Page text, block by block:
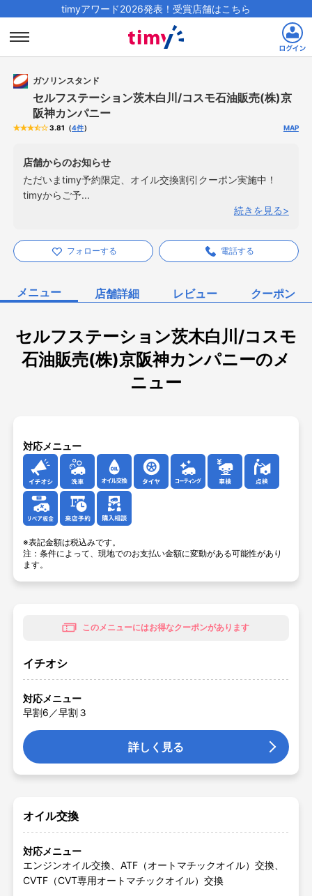
timyアワード2026発表！受賞店舗はこちら
ガソリンスタンド
セルフステーション茨木白川/コスモ石油販売(株)京
阪神カンパニー
3.81 （4件） MAP
店舗からのお知らせ
ただいまtimy予約限定、オイル交換割引クーポン実施中！
timyからご予...
続きを見る
フォローする 電話する
メニュー 店舗詳細 レビュー クーポン
セルフステーション茨木白川/コスモ
石油販売(株)京阪神カンパニーのメ
ニュー
対応メニュー
イチオシ
洗車 オイル交換タイヤ コーティング
車検
リペア板金来店予約
※表記金額は税込みです。
注：条件によって、現地でのお支払い金額に変動がある可能性があり
ます。
このメニューにはお得なクーポンがあります
イチオシ
対応メニュー
早割6／早割３
詳しく見る
オイル交換
対応メニュー
エンジンオイル交換、ATF（オートマチックオイル）交換、
CVTF（CVT専用オートマチックオイル）交換